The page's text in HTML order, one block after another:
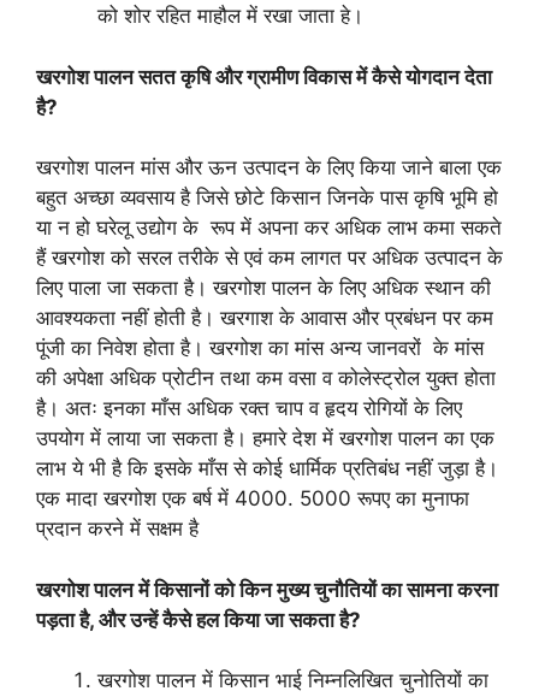
को शोर रहित माहौल में रखा जाता हे।
खरगोश पालन सतत कृषि और ग्रामीण विकास में कैसे योगदान देता
है?
खरगोश पालन मांस और ऊन उत्पादन के लिए किया जाने बाला एक
बहुत अच्छा व्यवसाय है जिसे छोटे किसान जिनके पास कृषि भूमि हो
या न हो घरेलू उद्योग के रूप में अपना कर अधिक लाभ कमा सकते
हैं खरगोश को सरल तरीके से एवं कम लागत पर अधिक उत्पादन के
लिए पाला जा सकता है। खरगोश पालन के लिए अधिक स्थान की
आवश्यकता नहीं होती है। खरगाश के आवास और प्रबंधन पर कम
पूंजी का निवेश होता है। खरगोश का मांस अन्य जानवरों के मांस
की अपेक्षा अधिक प्रोटीन तथा कम वसा व कोलेस्ट्रोल युक्त होता
है। अतः इनका माँस अधिक रक्त चाप व हृदय रोगियों के लिए
उपयोग में लाया जा सकता है। हमारे देश में खरगोश पालन का एक
लाभ ये भी है कि इसके माँस से कोई धार्मिक प्रतिबंध नहीं जुड़ा है।
एक मादा खरगोश एक बर्ष में 4000. 5000 रूपए का मुनाफा
प्रदान करने में सक्षम है
खरगोश पालन में किसानों को किन मुख्य चुनौतियों का सामना करना
पड़ता है, और उन्हें कैसे हल किया जा सकता है?
खरगोश पालन में किसान भाई निम्नलिखित चुनोतियों का